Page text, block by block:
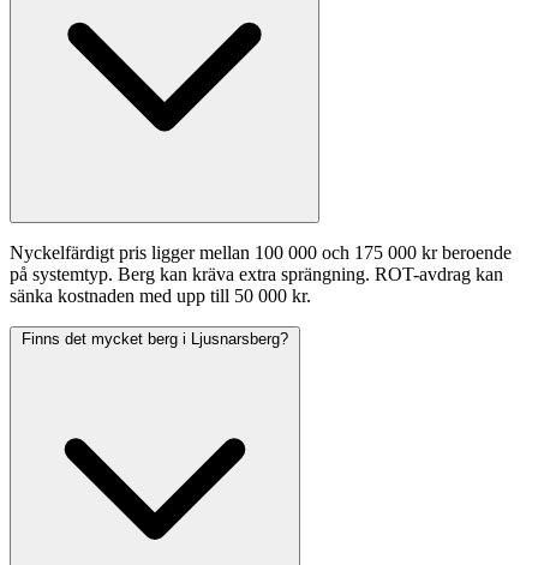
Nyckelfärdigt pris ligger mellan 100 000 och 175 000 kr beroende
på systemtyp. Berg kan kräva extra sprängning. ROT-avdrag kan
sänka kostnaden med upp till 50 000 kr.
Finns det mycket berg i Ljusnarsberg?